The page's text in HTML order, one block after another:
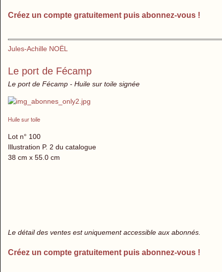
Créez un compte gratuitement puis abonnez-vous !
Jules-Achille NOËL
Le port de Fécamp
Le port de Fécamp - Huile sur toile signée
Huile sur toile
Lot n° 100
Illustration P. 2 du catalogue
38 cm x 55.0 cm
Le détail des ventes est uniquement accessible aux abonnés.
Créez un compte gratuitement puis abonnez-vous !